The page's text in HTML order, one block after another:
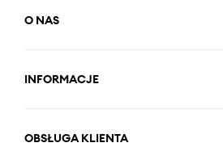
O NAS
INFORMACJE
OBSŁUGA KLIENTA